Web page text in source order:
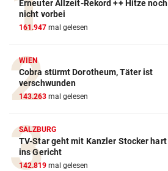
Erneuter Allzeit-Rekord ++ Hitze noch
nicht vorbei
161.947 mal gelesen
WIEN
Cobra stürmt Dorotheum, Täter ist
verschwunden
143.263 mal gelesen
SALZBURG
TV-Star geht mit Kanzler Stocker hart
ins Gericht
142.819 mal gelesen
Action-Cam Vergleich
ZUM VERGLEICH
Crosstrainer Vergleich
ZUM VERGLEICH
E-Bike Vergleich
ZUM VERGLEICH
Elektro-Scooter Vergleich
ZUM VERGLEICH